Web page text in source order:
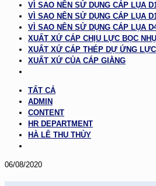
VÌ SAO NÊN SỬ DỤNG CÁP LỤA
VÌ SAO NÊN SỬ DỤNG CÁP LỤA
VÌ SAO NÊN SỬ DỤNG CÁP LỤA
XUẤT XỨ CÁP CHỊU LỰC BỌC
XUẤT XỨ CÁP THÉP DỰ ỨNG LỰC
XUẤT XỨ CỦA CÁP GIẰNG
TẤT CẢ
ADMIN
CONTENT
HR DEPARTMENT
HÀ LÊ THU THỦY
06/08/2020